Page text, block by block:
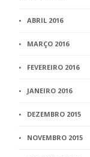
ABRIL 2016
MARÇO 2016
FEVEREIRO 2016
JANEIRO 2016
DEZEMBRO 2015
NOVEMBRO 2015